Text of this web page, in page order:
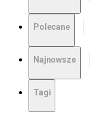
Polecane
Najnowsze
Tagi